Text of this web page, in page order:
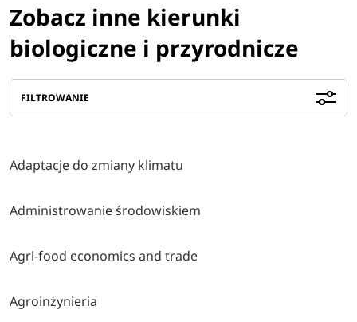
Zobacz inne kierunki
biologiczne i przyrodnicze
FILTROWANIE
Adaptacje do zmiany klimatu
Administrowanie środowiskiem
Agri-food economics and trade
Agroinżynieria